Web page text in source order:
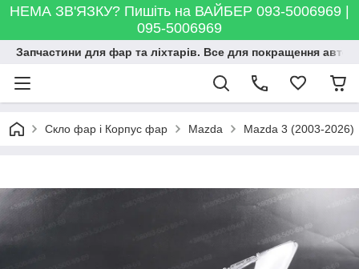
НЕМА ЗВ'ЯЗКУ? Пишіть на ВАЙБЕР 093-5006969 |
095-5006969
Запчастини для фар та ліхтарів. Все для покращення
Скло фар і Корпус фар Mazda Mazda 3 (2003-2026)